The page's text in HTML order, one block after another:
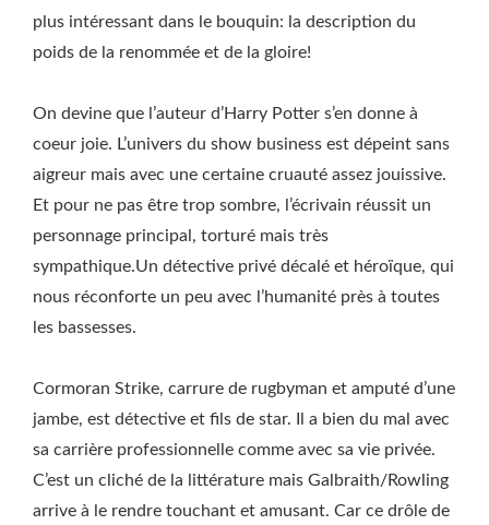
plus intéressant dans le bouquin: la description du
poids de la renommée et de la gloire!
On devine que l’auteur d’Harry Potter s’en donne à
coeur joie. L’univers du show business est dépeint sans
aigreur mais avec une certaine cruauté assez jouissive.
Et pour ne pas être trop sombre, l’écrivain réussit un
personnage principal, torturé mais très
sympathique.Un détective privé décalé et héroïque, qui
nous réconforte un peu avec l’humanité près à toutes
les bassesses.
Cormoran Strike, carrure de rugbyman et amputé d’une
jambe, est détective et fils de star. Il a bien du mal avec
sa carrière professionnelle comme avec sa vie privée.
C’est un cliché de la littérature mais Galbraith/Rowling
arrive à le rendre touchant et amusant. Car ce drôle de